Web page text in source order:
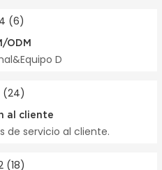
ODM
D
al cliente
de servicio al cliente.